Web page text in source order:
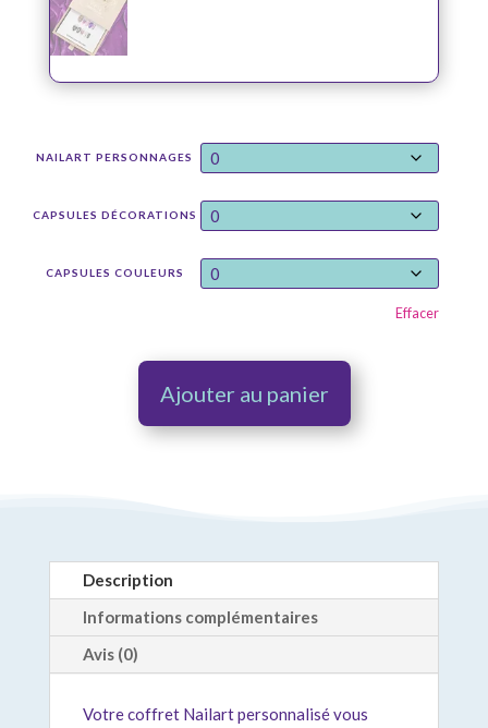
NAILART PERSONNAGES
CAPSULES DÉCORATIONS
CAPSULES COULEURS
Effacer
Ajouter au panier
Description
Informations complémentaires
Avis (0)
Votre coffret Nailart personnalisé vous